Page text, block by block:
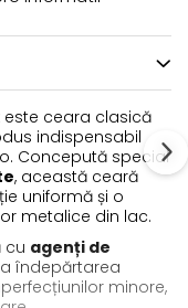
este ceara clasică
indispensabil
Concepută special
, această ceară
uniformă și o
metalice din lac.
cu agenți de
îndepărtarea
minore,